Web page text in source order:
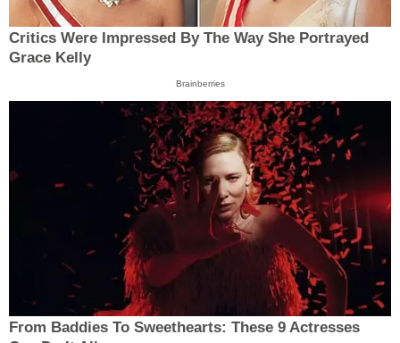
Critics Were Impressed By The Way She Portrayed
Grace Kelly
Brainberries
From Baddies To Sweethearts: These 9 Actresses